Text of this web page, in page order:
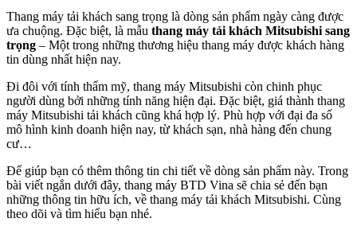
Thang máy tải khách sang trọng là dòng sản phẩm ngày càng được
ưa chuộng. Đặc biệt, là mẫu thang máy tải khách Mitsubishi sang
trọng – Một trong những thương hiệu thang máy được khách hàng
tin dùng nhất hiện nay.
Đi đôi với tính thẩm mỹ, thang máy Mitsubishi còn chinh phục
người dùng bởi những tính năng hiện đại. Đặc biệt, giá thành thang
máy Mitsubishi tải khách cũng khá hợp lý. Phù hợp với đại đa số
mô hình kinh doanh hiện nay, từ khách sạn, nhà hàng đến chung
cư…
Để giúp bạn có thêm thông tin chi tiết về dòng sản phẩm này. Trong
bài viết ngắn dưới đây, thang máy BTD Vina sẽ chia sẻ đến bạn
những thông tin hữu ích, về thang máy tải khách Mitsubishi. Cùng
theo dõi và tìm hiểu bạn nhé.